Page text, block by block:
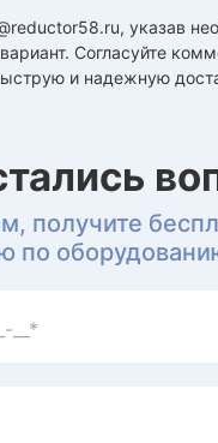
указав
Согласуйте
и надежную
получите
по